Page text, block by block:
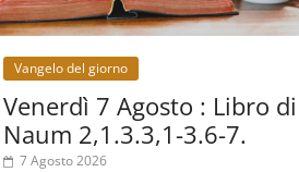
07.08.2026
Parolin conclude il viaggio in
Messico: "La pace inizia con
l'empatia per il dolore altrui"
07.08.2026
Uruguay, il presidente dei vescovi: la
visita del Papa dono per tutto il
Paese
Vangelo del giorno
Venerdì 7 Agosto : Libro di
Naum 2,1.3.3,1-3.6-7.
7 Agosto 2026